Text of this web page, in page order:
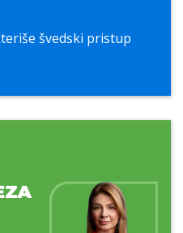
švedski pristup